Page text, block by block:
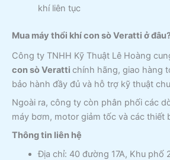
khí liên tục
Mua máy thổi khí con sò Veratti ở
Công ty TNHH Kỹ Thuật Lê Hoàng
con sò Veratti chính hãng, giao hàng
bảo hành đầy đủ và hỗ trợ kỹ thuật
Ngoài ra, công ty còn phân phối các
máy bơm, motor giảm tốc và các thiết
Thông tin liên hệ
Địa chỉ: 40 đường 17A, Khu phố